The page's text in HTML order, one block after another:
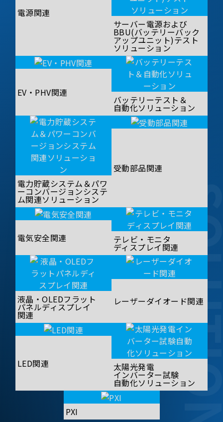
電源関連
サーバー電源および
BBU(バッテリーバック
アップユニット)テスト
ソリューション
EV・PHV関連
バッテリーテスト＆
自動化ソリューション
電力貯蔵システム＆パワ
ーコンバージョンシステ
ム関連ソリューション
受動部品関連
電気安全関連 テレビ・モニタ
ディスプレイ関連
液晶・OLEDフラット
パネルディスプレイ
関連
レーザーダイオード関連
LED関連 太陽光発電
インバーター試験
自動化ソリューション
PXI